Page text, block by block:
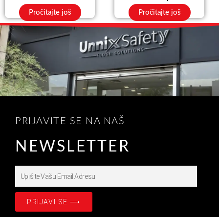
Pročitajte još Pročitajte još
PRIJAVITE SE NA NAŠ
NEWSLETTER
PRIJAVI SE ⟶